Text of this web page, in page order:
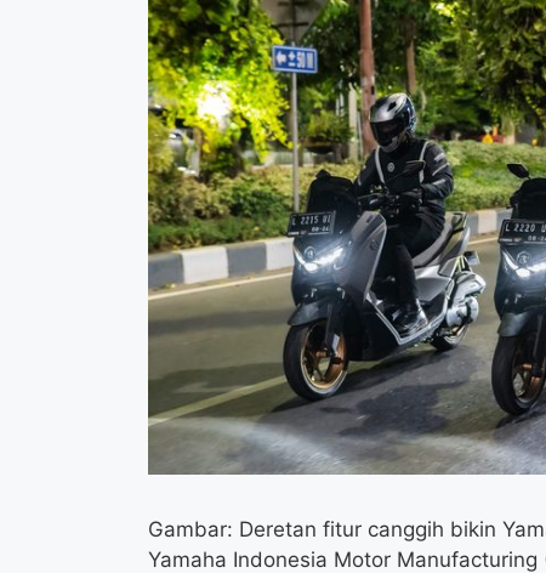
Gambar: Deretan fitur canggih bikin
Yamaha Indonesia Motor Manufacturing